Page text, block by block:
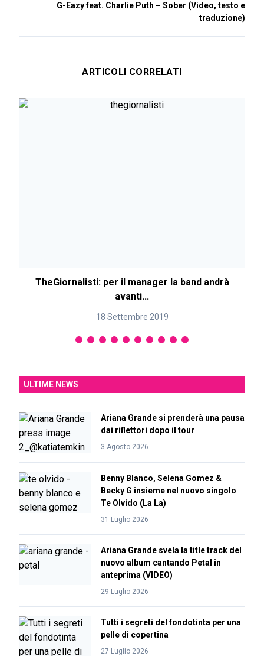
G-Eazy feat. Charlie Puth – Sober (Video, testo e
traduzione)
ARTICOLI CORRELATI
TheGiornalisti: per il manager la band andrà
avanti...
18 Settembre 2019
ULTIME NEWS
Ariana Grande si prenderà una pausa
dai riflettori dopo il tour
3 Agosto 2026
Benny Blanco, Selena Gomez &
Becky G insieme nel nuovo singolo
Te Olvido (La La)
31 Luglio 2026
Ariana Grande svela la title track del
nuovo album cantando Petal in
anteprima (VIDEO)
29 Luglio 2026
Tutti i segreti del fondotinta per una
pelle di copertina
27 Luglio 2026